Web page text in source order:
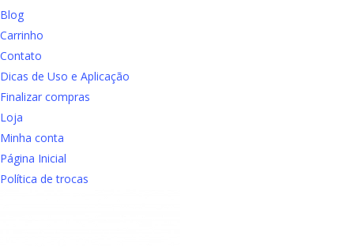
Blog
Carrinho
Contato
Dicas de Uso e Aplicação
Finalizar compras
Loja
Minha conta
Página Inicial
Política de trocas